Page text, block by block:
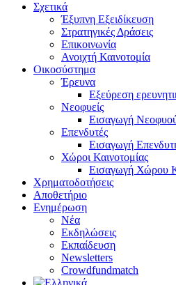
Σχετικά
Έξυπνη Εξειδίκευση
Στρατηγικές Δράσεις
Επικοινωνία
Ανοιχτή Καινοτομία
Οικοσύστημα
Έρευνα
Εξεύρεση
Νεοφυείς
Εισαγωγή
Επενδυτές
Εισαγωγή
Χώροι Καινοτομίας
Εισαγωγή Χώρου
Χρηματοδοτήσεις
Αποθετήριο
Ενημέρωση
Νέα
Εκδηλώσεις
Εκπαίδευση
Newsletters
Crowdfundmatch